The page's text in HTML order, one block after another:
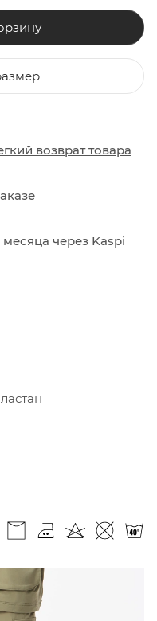
возврат товара
через Kaspi